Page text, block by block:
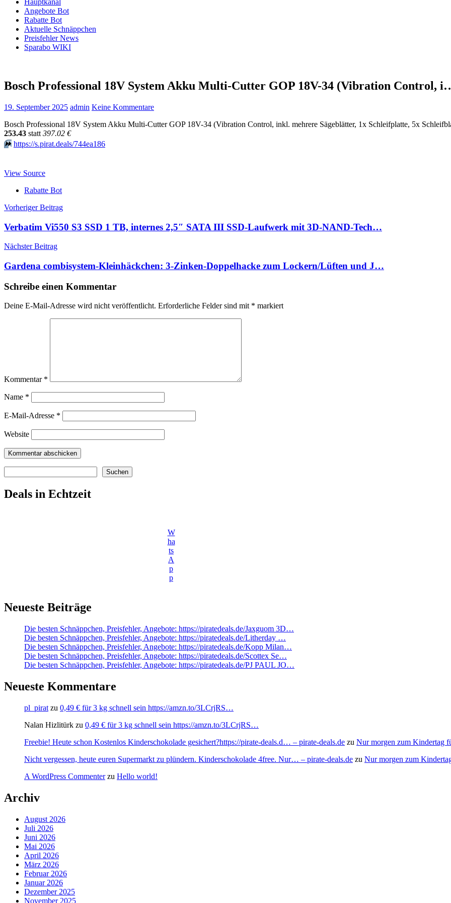
Hauptkanal
Angebote Bot
Rabatte Bot
Aktuelle Schnäppchen
Preisfehler News
Sparabo WIKI
Bosch Professional 18V System Akku Multi-Cutter GOP 18V-34 (Vibration Control,
19. September 2025 admin Keine Kommentare
Bosch Professional 18V System Akku Multi-Cutter GOP 18V-34 (Vibration Control, inkl. mehrere Sägeblätter, 1x Schleifplatte, 5x
253.43 statt 397.02 €
⏩️ https://s.pirat.deals/744ea186
View Source
Rabatte Bot
Beitragsnavigation
Vorheriger Beitrag
Verbatim Vi550 S3 SSD 1 TB, internes 2,5″ SATA III SSD-Laufwerk mit 3D-NAND-Tech…
Nächster Beitrag
Gardena combisystem-Kleinhäckchen: 3-Zinken-Doppelhacke zum Lockern/Lüften und J…
Schreibe einen Kommentar
Deine E-Mail-Adresse wird nicht veröffentlicht. Erforderliche Felder sind mit * markiert
Kommentar *
Name *
E-Mail-Adresse *
Website
Suchen
Deals in Echtzeit
W
ha
ts
A
p
p
Neueste Beiträge
Die besten Schnäppchen, Preisfehler, Angebote: https://piratedeals.de/Jaxguom 3D…
Die besten Schnäppchen, Preisfehler, Angebote: https://piratedeals.de/Litherday …
Die besten Schnäppchen, Preisfehler, Angebote: https://piratedeals.de/Kopp Milan…
Die besten Schnäppchen, Preisfehler, Angebote: https://piratedeals.de/Scottex Se…
Die besten Schnäppchen, Preisfehler, Angebote: https://piratedeals.de/PJ PAUL JO…
Neueste Kommentare
pl_pirat zu 0,49 € für 3 kg schnell sein https://amzn.to/3LCrjRS…
Nalan Hizlitürk zu 0,49 € für 3 kg schnell sein https://amzn.to/3LCrjRS…
Freebie! Heute schon Kostenlos Kinderschokolade gesichert?https://pirate-deals.d… – pirate-deals.de zu Nur morgen zum Kindertag
Nicht vergessen, heute euren Supermarkt zu plündern. Kinderschokolade 4free. Nur… – pirate-deals.de zu Nur morgen zum
A WordPress Commenterzu Hello world!
Archiv
August 2026
Juli 2026
Juni 2026
Mai 2026
April 2026
März 2026
Februar 2026
Januar 2026
Dezember 2025
November 2025